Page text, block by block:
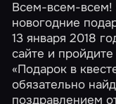
Всем-всем-всем!
новогодние
13 января 2018
сайте и
«Подарок в
обязательно
поздравлением